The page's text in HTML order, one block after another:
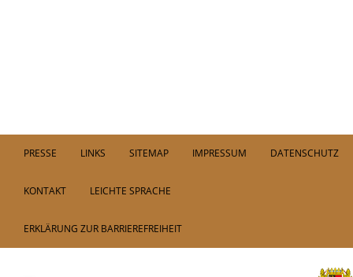
PRESSE LINKS SITEMAP IMPRESSUM DATENSCHUTZ
KONTAKT LEICHTE SPRACHE
ERKLÄRUNG ZUR BARRIEREFREIHEIT